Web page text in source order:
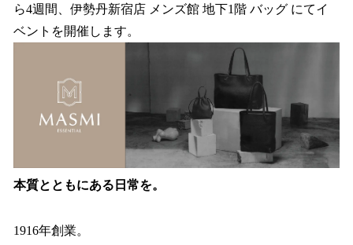
み
込
み
ら4週間、伊勢丹新宿店 メンズ館 地下1階 バッグ にてイ
ベントを開催します。
本質とともにある日常を。
1916年創業。